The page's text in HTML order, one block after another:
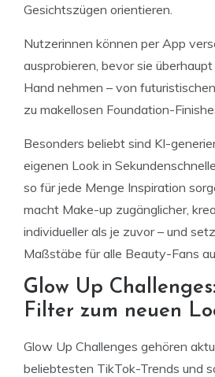
Gesichtszügen orientieren.
Nutzerinnen können per App
ausprobieren, bevor sie
Hand nehmen – von
zu makellosen Foundation-
Besonders beliebt sind KI-
eigenen Look in
so für jede Menge Inspiration
macht Make-up zugänglicher,
individueller als je zuvor – und
Maßstäbe für alle Beauty-Fans
Glow Up
Filter zum neuen
Glow Up Challenges gehören
beliebtesten TikTok-Trends und